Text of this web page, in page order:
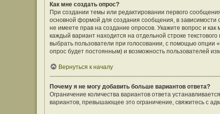
Как мне создать опрос?
При создании темы или редактировании первого
основной формой для создания сообщения, в зависимости
не имеете прав на создание опросов. Укажите вопрос и
каждый вариант находится на отдельной строке
выбрать пользователи при голосовании, с помощью опции
опрос будет постоянным) и возможность пользователей
Вернуться к началу
Почему я не могу добавить больше вариантов ответа?
Ограничение количества вариантов ответа
вариантов, превышающее это ограничение, свяжитесь с